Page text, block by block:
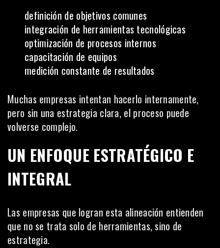
definición de objetivos comunes
integración de herramientas tecnológicas
optimización de procesos internos
capacitación de equipos
medición constante de resultados
Muchas empresas intentan hacerlo internamente,
pero sin una estrategia clara, el proceso puede
volverse complejo.
UN ENFOQUE ESTRATÉGICO E
INTEGRAL
Las empresas que logran esta alineación entienden
que no se trata solo de herramientas, sino de
estrategia.